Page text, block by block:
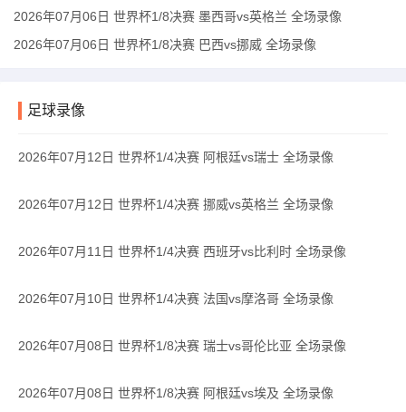
2026年07月06日 世界杯1/8决赛 墨西哥vs英格兰 全场录像
2026年07月06日 世界杯1/8决赛 巴西vs挪威 全场录像
足球录像
2026年07月12日 世界杯1/4决赛 阿根廷vs瑞士 全场录像
2026年07月12日 世界杯1/4决赛 挪威vs英格兰 全场录像
2026年07月11日 世界杯1/4决赛 西班牙vs比利时 全场录像
2026年07月10日 世界杯1/4决赛 法国vs摩洛哥 全场录像
2026年07月08日 世界杯1/8决赛 瑞士vs哥伦比亚 全场录像
2026年07月08日 世界杯1/8决赛 阿根廷vs埃及 全场录像